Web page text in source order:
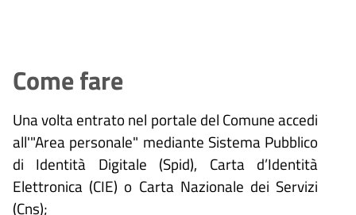
Come fare
Una volta entrato nel portale del Comune accedi
all'"Area personale" mediante Sistema Pubblico
di Identità Digitale (Spid), Carta d’Identità
Elettronica (CIE) o Carta Nazionale dei Servizi
(Cns);